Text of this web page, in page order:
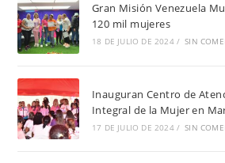
Gran Misión Venezuela
120 mil mujeres
18 DE JULIO DE 2024 / SIN
Inauguran Centro de
Integral de la Mujer en
17 DE JULIO DE 2024 / SIN